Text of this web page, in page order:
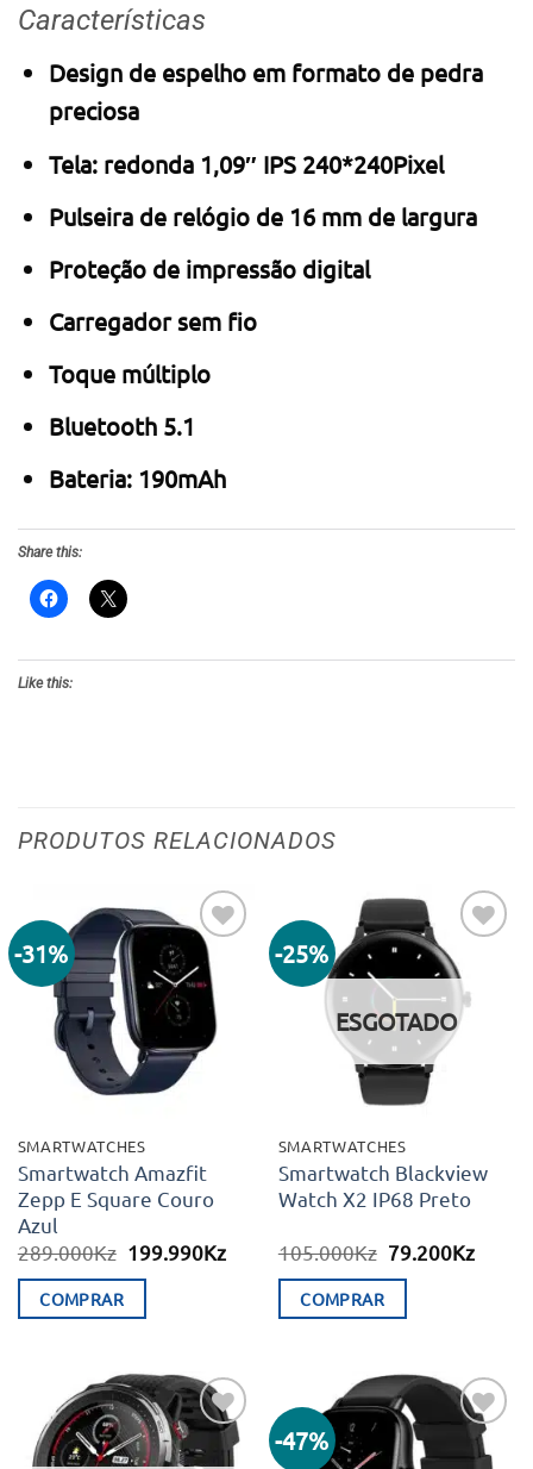
Características
Design de espelho em formato de pedra
preciosa
Tela: redonda 1,09″ IPS 240*240Pixel
Pulseira de relógio de 16 mm de largura
Proteção de impressão digital
Carregador sem fio
Toque múltiplo
Bluetooth 5.1
Bateria: 190mAh
Share this:
Like this:
PRODUTOS RELACIONADOS
-31%
Adicionar
aos meus
desejos
SMARTWATCHES
Smartwatch Amazfit
Zepp E Square Couro
Azul
289.000Kz O
era:
199.990KzO
COMPRAR
-25%
Adicionar
aos meus
desejos
ESGOTADO
SMARTWATCHES
Smartwatch Blackview
Watch X2 IP68 Preto
105.000Kz O
era:
79.200KzO
COMPRAR
Adicionar
-47%
Adicionar